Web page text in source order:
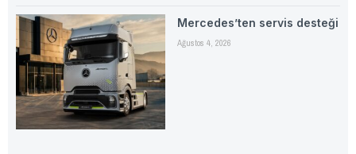
Mercedes’ten servis desteği
Ağustos 4, 2026